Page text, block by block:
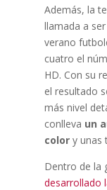
Además, la
llamada a
verano
cuatro el
HD. Con su
el resultado
más nivel
conlleva un
colory unas
Dentro de la
desarrollado